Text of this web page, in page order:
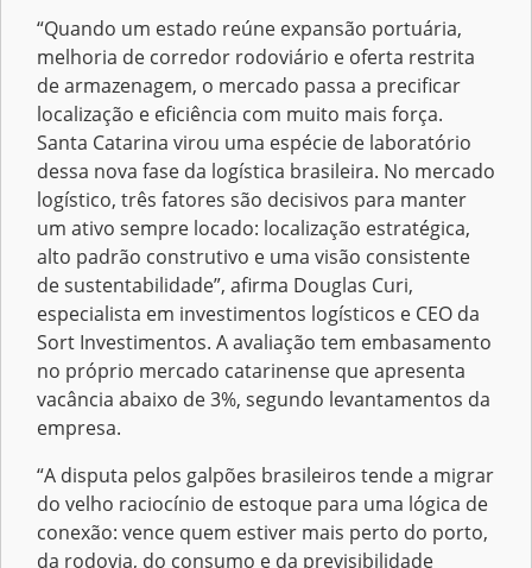
“Quando um estado reúne expansão portuária,
melhoria de corredor rodoviário e oferta restrita
de armazenagem, o mercado passa a precificar
localização e eficiência com muito mais força.
Santa Catarina virou uma espécie de laboratório
dessa nova fase da logística brasileira. No mercado
logístico, três fatores são decisivos para manter
um ativo sempre locado: localização estratégica,
alto padrão construtivo e uma visão consistente
de sustentabilidade”, afirma Douglas Curi,
especialista em investimentos logísticos e CEO da
Sort Investimentos. A avaliação tem embasamento
no próprio mercado catarinense que apresenta
vacância abaixo de 3%, segundo levantamentos da
empresa.
“A disputa pelos galpões brasileiros tende a migrar
do velho raciocínio de estoque para uma lógica de
conexão: vence quem estiver mais perto do porto,
da rodovia, do consumo e da previsibilidade